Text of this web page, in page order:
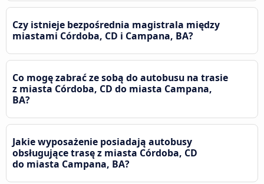
Czy istnieje bezpośrednia magistrala między
miastami Córdoba, CD i Campana, BA?
Co mogę zabrać ze sobą do autobusu na trasie
z miasta Córdoba, CD do miasta Campana,
BA?
Jakie wyposażenie posiadają autobusy
obsługujące trasę z miasta Córdoba, CD
do miasta Campana, BA?